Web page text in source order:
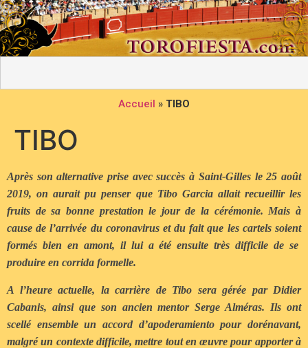
Accueil » TIBO
TIBO
Après son alternative prise avec succès à Saint-Gilles le 25 août
2019, on aurait pu penser que Tibo Garcia allait recueillir les
fruits de sa bonne prestation le jour de la cérémonie. Mais à
cause de l’arrivée du coronavirus et du fait que les cartels soient
formés bien en amont, il lui a été ensuite très difficile de se
produire en corrida formelle.
A l’heure actuelle, la carrière de Tibo sera gérée par Didier
Cabanis, ainsi que son ancien mentor Serge Alméras. Ils ont
scellé ensemble un accord d’apoderamiento pour dorénavant,
malgré un contexte difficile, mettre tout en œuvre pour apporter à